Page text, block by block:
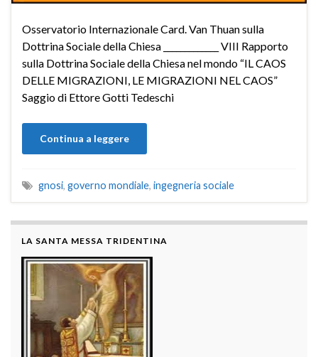
Osservatorio Internazionale Card. Van Thuan sulla
Dottrina Sociale della Chiesa _____________ VIII Rapporto
sulla Dottrina Sociale della Chiesa nel mondo “IL CAOS
DELLE MIGRAZIONI, LE MIGRAZIONI NEL CAOS”
Saggio di Ettore Gotti Tedeschi
Continua a leggere
gnosi, governo mondiale, ingegneria sociale
LA SANTA MESSA TRIDENTINA